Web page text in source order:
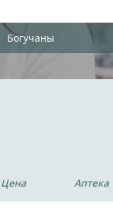
Богучаны
Цена Аптека